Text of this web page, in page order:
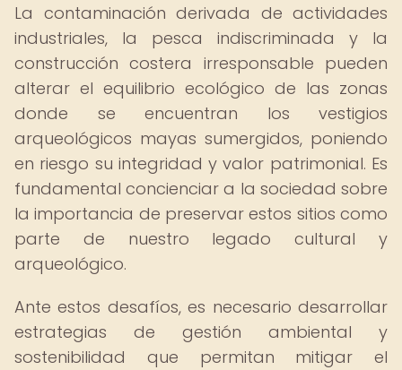
La contaminación derivada de actividades
industriales, la pesca indiscriminada y la
construcción costera irresponsable pueden
alterar el equilibrio ecológico de las zonas
donde se encuentran los vestigios
arqueológicos mayas sumergidos, poniendo
en riesgo su integridad y valor patrimonial. Es
fundamental concienciar a la sociedad sobre
la importancia de preservar estos sitios como
parte de nuestro legado cultural y
arqueológico.
Ante estos desafíos, es necesario desarrollar
estrategias de gestión ambiental y
sostenibilidad que permitan mitigar el